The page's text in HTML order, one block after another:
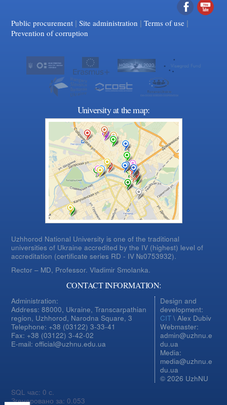
Facebook
Public procurement | Site administration | Terms of use |
Prevention of corruption
University at the map:
Uzhhorod National University is one of the traditional
universities of Ukraine accredited by the IV (highest) level of
accreditation (certificate series RD - IV №0753932).
Rector – MD, Professor.Vladimir Smolanka.
CONTACT INFORMATION:
Administration:
Address: 88000, Ukraine, Transcarpathian
region, Uzhhorod, Narodna Square, 3
Telephone: +38 (03122) 3-33-41
Fax: +38 (03122) 3-42-02
E-mail: official@uzhnu.edu.ua
Design and
development:
CIT \ Alex Dubiv
Webmaster:
admin@uzhnu.e
du.ua
Media:
media@uzhnu.e
du.ua
© 2026 UzhNU
SQL час: 0 с.
Згенеровано за: 0.053